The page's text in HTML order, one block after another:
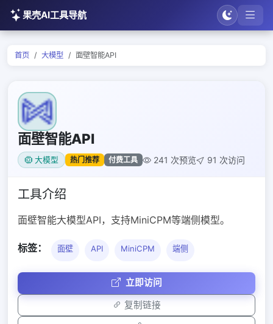
果壳AI工具导航
首页 大模型 面壁智能API
面壁智能API
大模型 热门推荐 付费工具 241 次预览 91 次访问
工具介绍
面壁智能大模型API，支持MiniCPM等端侧模型。
标签： 面壁 API MiniCPM 端侧
立即访问
复制链接